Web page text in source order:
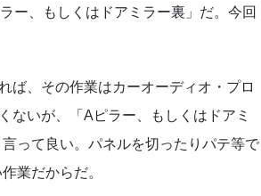
ー、もしくはドアミラー裏」だ。今回
ば、その作業はカーオーディオ・プロ
ないが、「Aピラー、もしくはドアミ
って良い。パネルを切ったりパテ等で
業だからだ。